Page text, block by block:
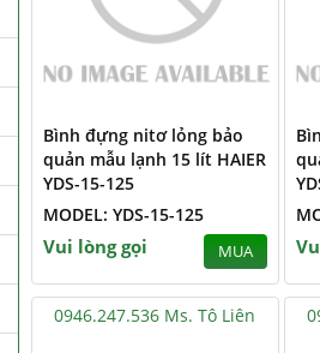
Bình đựng nitơ lỏng bảo
quản mẫu lạnh 15 lít HAIER
YDS-15-125
MODEL: YDS-15-125
Vui lòng gọi MUA
0946.247.536 Ms. Tô Liên